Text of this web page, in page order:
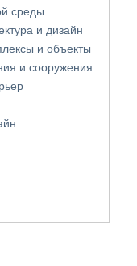
среды
и дизайн
и объекты
и сооружения